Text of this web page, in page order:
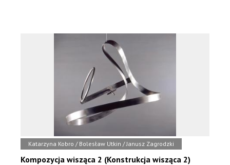
Katarzyna Kobro / Bolesław Utkin / Janusz Zagrodzki
Kompozycja wisząca 2 (Konstrukcja wisząca 2)